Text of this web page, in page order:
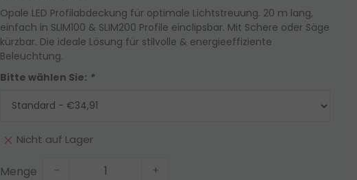
Opale LED Profilabdeckung für optimale Lichtstreuung. 20 m lang,
einfach in SLIM100 & SLIM200 Profile einclipsbar. Mit Schere oder Säge
kürzbar. Die ideale Lösung für stilvolle & energieeffiziente
Beleuchtung.
Bitte wählen Sie: *
Nicht auf Lager
Menge - +